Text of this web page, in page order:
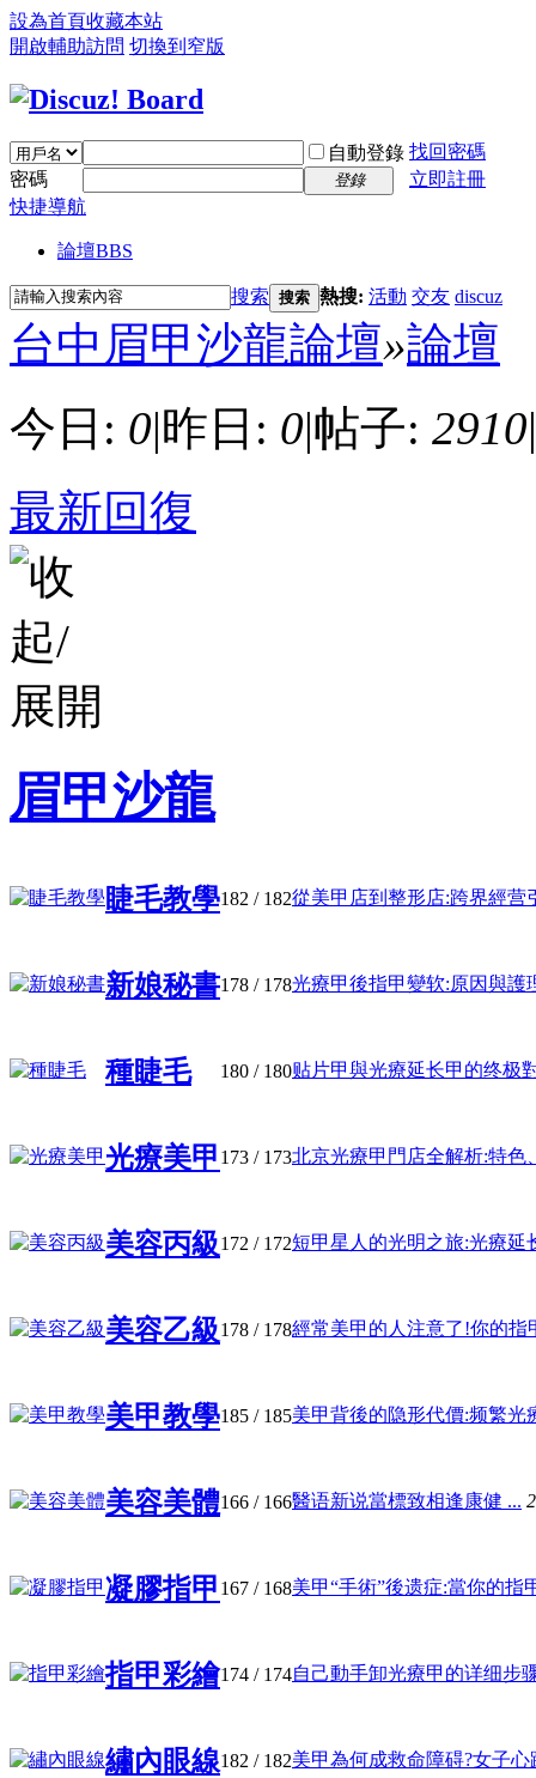
設為首頁收藏本站
開啟輔助訪問 切換到窄版
自動登錄 找回密碼
密碼
登錄
立即註冊
快捷導航
論壇BBS
搜索 搜索 熱搜: 活動 交友 discuz
台中眉甲沙龍論壇»論壇
今日: 0|昨日: 0|帖子: 2910|
最新回復
眉甲沙龍
睫毛教學182 / 182從美甲店到整形店:跨界經营
新娘秘書178 / 178光療甲後指甲變软:原因與護
種睫毛 180 / 180贴片甲與光療延长甲的终极
光療美甲 173 / 173北京光療甲門店全解析:特色
美容丙級172 / 172短甲星人的光明之旅:光療延
美容乙級178 / 178經常美甲的人注意了!你的指
美甲教學185 / 185美甲背後的隐形代價:频繁光
美容美體166 / 166醫语新说當標致相逢康健 ...
凝膠指甲 167 / 168美甲“手術”後遗症:當你的指
指甲彩繪174 / 174自己動手卸光療甲的详细步
繡內眼線182 / 182美甲為何成救命障碍?女子心